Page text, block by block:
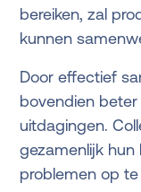
bereiken, zal
kunnen
Door effectief
bovendien
uitdagingen.
gezamenlijk
problemen op